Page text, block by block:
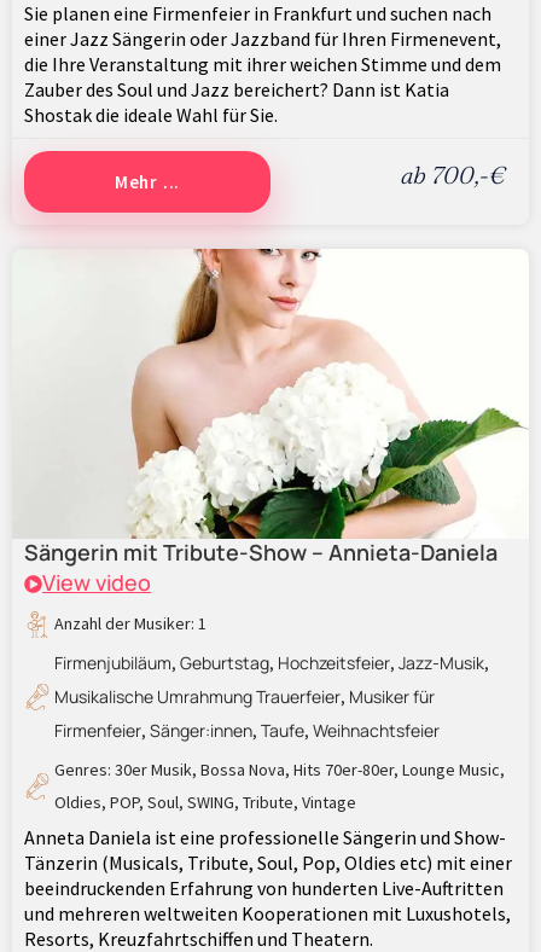
Mehr ... ab 700,-€
Sie planen eine Firmenfeier in Frankfurt und suchen nach
einer Jazz Sängerin oder Jazzband für Ihren Firmenevent,
die Ihre Veranstaltung mit ihrer weichen Stimme und dem
Zauber des Soul und Jazz bereichert? Dann ist Katia
Shostak die ideale Wahl für Sie.
Sängerin mit Tribute-Show – Annieta-Daniela
View video
Anzahl der Musiker: 1
Firmenjubiläum, Geburtstag, Hochzeitsfeier, Jazz-Musik,
Musikalische Umrahmung Trauerfeier, Musiker für
Firmenfeier, Sänger:innen, Taufe, Weihnachtsfeier
Genres: 30er Musik, Bossa Nova, Hits 70er-80er, Lounge Music,
Oldies, POP, Soul, SWING, Tribute, Vintage
Anneta Daniela ist eine professionelle Sängerin und Show-
Tänzerin (Musicals, Tribute, Soul, Pop, Oldies etc) mit einer
beeindruckenden Erfahrung von hunderten Live-Auftritten
und mehreren weltweiten Kooperationen mit Luxushotels,
Resorts, Kreuzfahrtschiffen und Theatern.